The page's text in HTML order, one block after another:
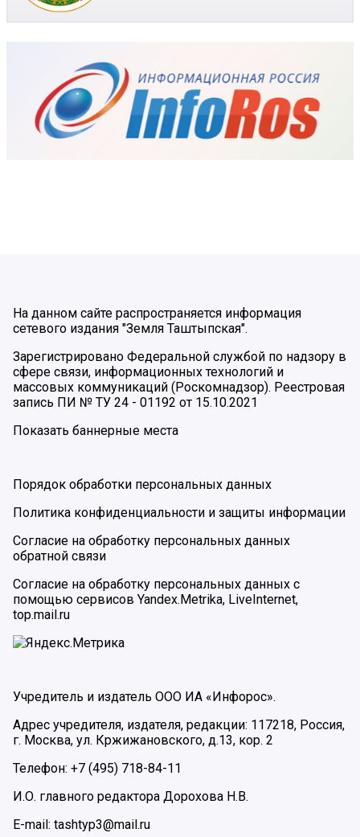
На данном сайте распространяется информация
сетевого издания "Земля Таштыпская".
Зарегистрировано Федеральной службой по надзору в
сфере связи, информационных технологий и
массовых коммуникаций (Роскомнадзор). Реестровая
запись ПИ № ТУ 24 - 01192 от 15.10.2021
Показать баннерные места
Порядок обработки персональных данных
Политика конфиденциальности и защиты информации
Согласие на обработку персональных данных
обратной связи
Согласие на обработку персональных данных с
помощью сервисов Yandex.Metrika, LiveInternet,
top.mail.ru
Учредитель и издатель ООО ИА «Инфорос».
Адрес учредителя, издателя, редакции: 117218, Россия,
г. Москва, ул. Кржижановского, д.13, кор. 2
Телефон: +7 (495) 718-84-11
И.О. главного редактора Дорохова Н.В.
E-mail: tashtyp3@mail.ru